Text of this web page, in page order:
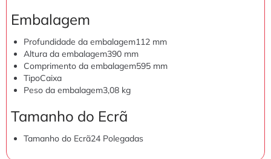
Embalagem
Profundidade da embalagem112 mm
Altura da embalagem390 mm
Comprimento da embalagem595 mm
TipoCaixa
Peso da embalagem3,08 kg
Tamanho do Ecrã
Tamanho do Ecrã24 Polegadas